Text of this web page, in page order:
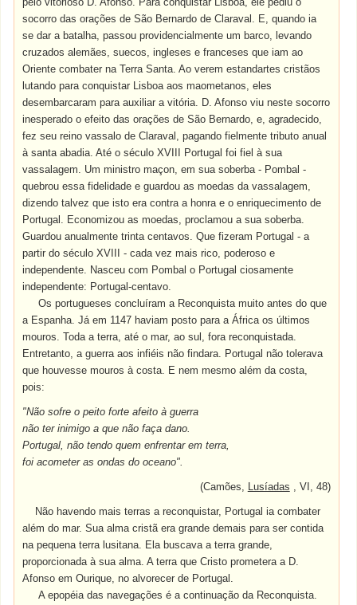
socorro das orações de São Bernardo de Claraval. E, quando ia
se dar a batalha, passou providencialmente um barco, levando
cruzados alemães, suecos, ingleses e franceses que iam ao
Oriente combater na Terra Santa. Ao verem estandartes cristãos
lutando para conquistar Lisboa aos maometanos, eles
desembarcaram para auxiliar a vitória. D. Afonso viu neste socorro
inesperado o efeito das orações de São Bernardo, e, agradecido,
fez seu reino vassalo de Claraval, pagando fielmente tributo anual
à santa abadia. Até o século XVIII Portugal foi fiel à sua
vassalagem. Um ministro maçon, em sua soberba - Pombal -
quebrou essa fidelidade e guardou as moedas da vassalagem,
dizendo talvez que isto era contra a honra e o enriquecimento de
Portugal. Economizou as moedas, proclamou a sua soberba.
Guardou anualmente trinta centavos. Que fizeram Portugal - a
partir do século XVIII - cada vez mais rico, poderoso e
independente. Nasceu com Pombal o Portugal ciosamente
independente: Portugal-centavo.
Os portugueses concluíram a Reconquista muito antes do que
a Espanha. Já em 1147 haviam posto para a África os últimos
mouros. Toda a terra, até o mar, ao sul, fora reconquistada.
Entretanto, a guerra aos infiéis não findara. Portugal não tolerava
que houvesse mouros à costa. E nem mesmo além da costa,
pois:
"Não sofre o peito forte afeito à guerra
não ter inimigo a que não faça dano.
Portugal, não tendo quem enfrentar em terra,
foi acometer as ondas do oceano".
(Camões, Lusíadas , VI, 48)
Não havendo mais terras a reconquistar, Portugal ia combater
além do mar. Sua alma cristã era grande demais para ser contida
na pequena terra lusitana. Ela buscava a terra grande,
proporcionada à sua alma. A terra que Cristo prometera a D.
Afonso em Ourique, no alvorecer de Portugal.
A epopéia das navegações é a continuação da Reconquista.